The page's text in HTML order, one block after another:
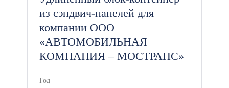
из сэндвич-панелей для
компании ООО
«АВТОМОБИЛЬНАЯ
КОМПАНИЯ – МОСТРАНС»
Год